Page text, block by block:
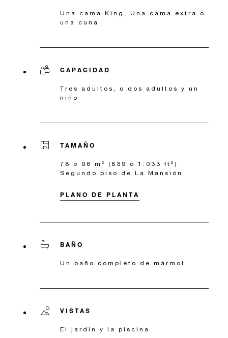
Una cama King, Una cama extra o
una cuna
CAPACIDAD
Tres adultos, o dos adultos y un
niño
TAMAÑO
78 o 96 m² (839 o 1.033 ft²).
Segundo piso de La Mansión
PLANO DE PLANTA
BAÑO
Un baño completo de mármol
VISTAS
El jardín y la piscina